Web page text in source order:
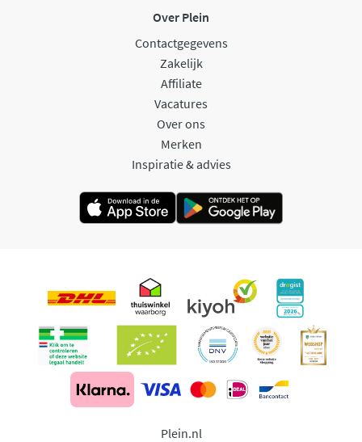
Over Plein
Contactgegevens
Zakelijk
Affiliate
Vacatures
Over ons
Merken
Inspiratie & advies
Plein.nl